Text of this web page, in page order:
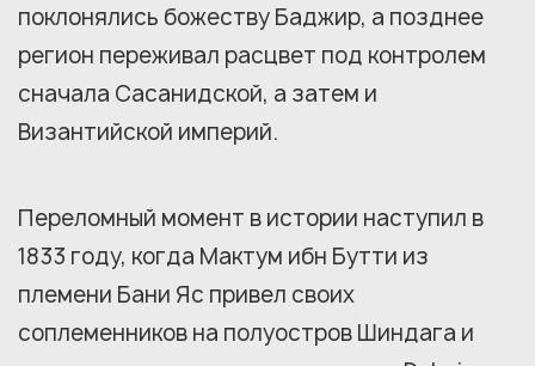
поклонялись божеству Баджир, а позднее
регион переживал расцвет под контролем
сначала Сасанидской, а затем и
Византийской империй.
Переломный момент в истории наступил в
1833 году, когда Мактум ибн Бутти из
племени Бани Яс привел своих
соплеменников на полуостров Шиндага и